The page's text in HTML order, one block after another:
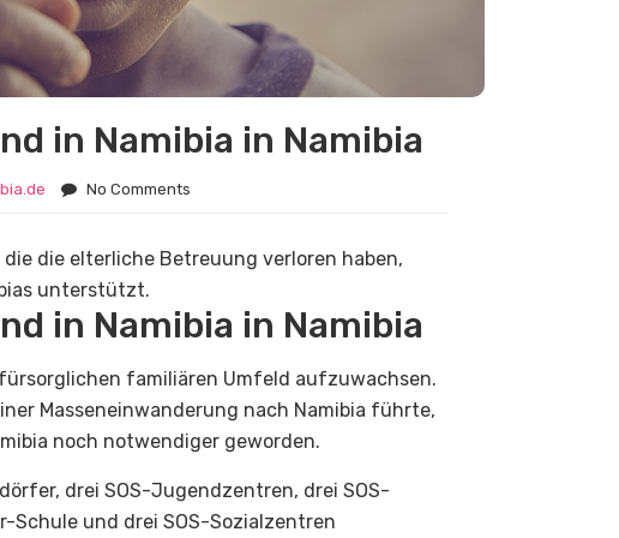
in Namibia in Namibia
No Comments
die elterliche Betreuung verloren haben,
unterstützt.
in Namibia in Namibia
familiären Umfeld aufzuwachsen.
Masseneinwanderung nach Namibia führte,
noch notwendiger geworden.
drei SOS-Jugendzentren, drei SOS-
Schule und drei SOS-Sozialzentren